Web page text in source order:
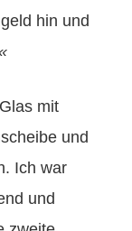
hin und
mit
und
Ich war
und